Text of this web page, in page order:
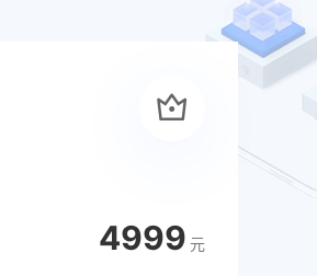
4999 元